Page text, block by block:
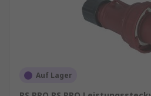
Auf Lager